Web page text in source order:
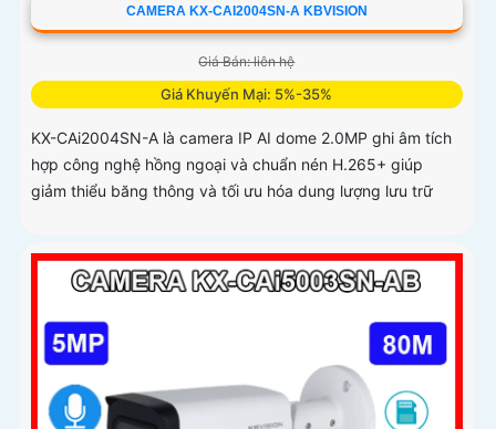
CAMERA KX-CAI2004SN-A KBVISION
Giá Bán: liên hệ
Giá Khuyến Mại: 5%-35%
KX-CAi2004SN-A là camera IP AI dome 2.0MP ghi âm tích
hợp công nghệ hồng ngoại và chuẩn nén H.265+ giúp
giảm thiểu băng thông và tối ưu hóa dung lượng lưu trữ